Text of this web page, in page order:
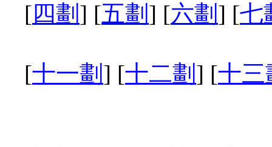
[四劃 ] [五劃 ] [六劃 ] [七
[十一劃 ] [十二劃 ] [十三